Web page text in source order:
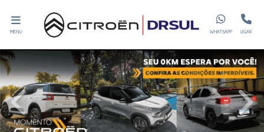
MENU WHATSAPP LIGAR
templates.template-01.components.carousel.texts.control_prev